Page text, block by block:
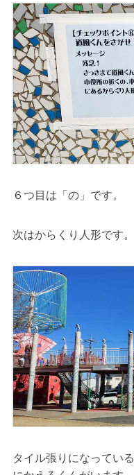
６つ目は「の」です。
次はからくり人形です。
タイル張りになってい